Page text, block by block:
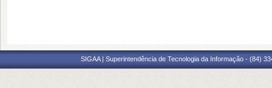
SIGAA | Superintendência de Tecnologia da Informação - (84)